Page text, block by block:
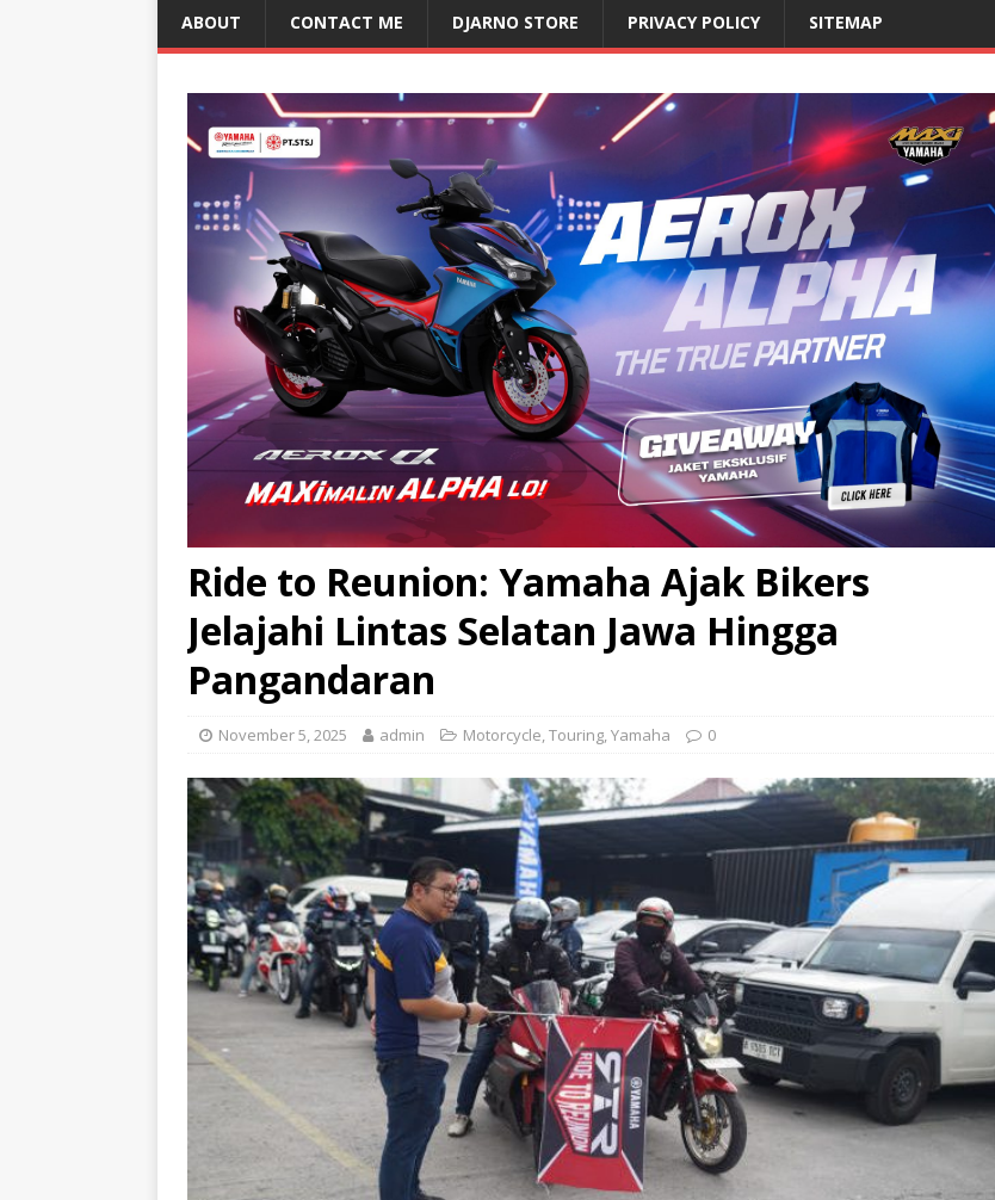
ABOUT CONTACT ME DJARNO STORE PRIVACY POLICY SITEMAP
Ride to Reunion: Yamaha Ajak Bikers
Jelajahi Lintas Selatan Jawa Hingga
Pangandaran
November 5, 2025 admin Motorcycle,Touring,Yamaha 0